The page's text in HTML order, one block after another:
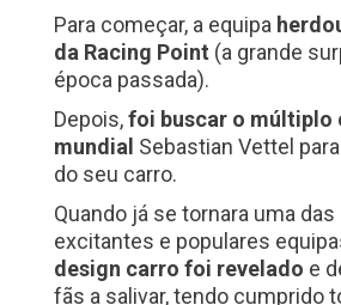
Para começar, a equipa
da Racing Point (a grande
época passada).
Depois,foi buscar o múltiplo
mundial Sebastian Vettel
do seu carro.
Quando já se tornara uma das
excitantes e populares
design carro foi revelado e
fãs a salivar, tendo cumprido